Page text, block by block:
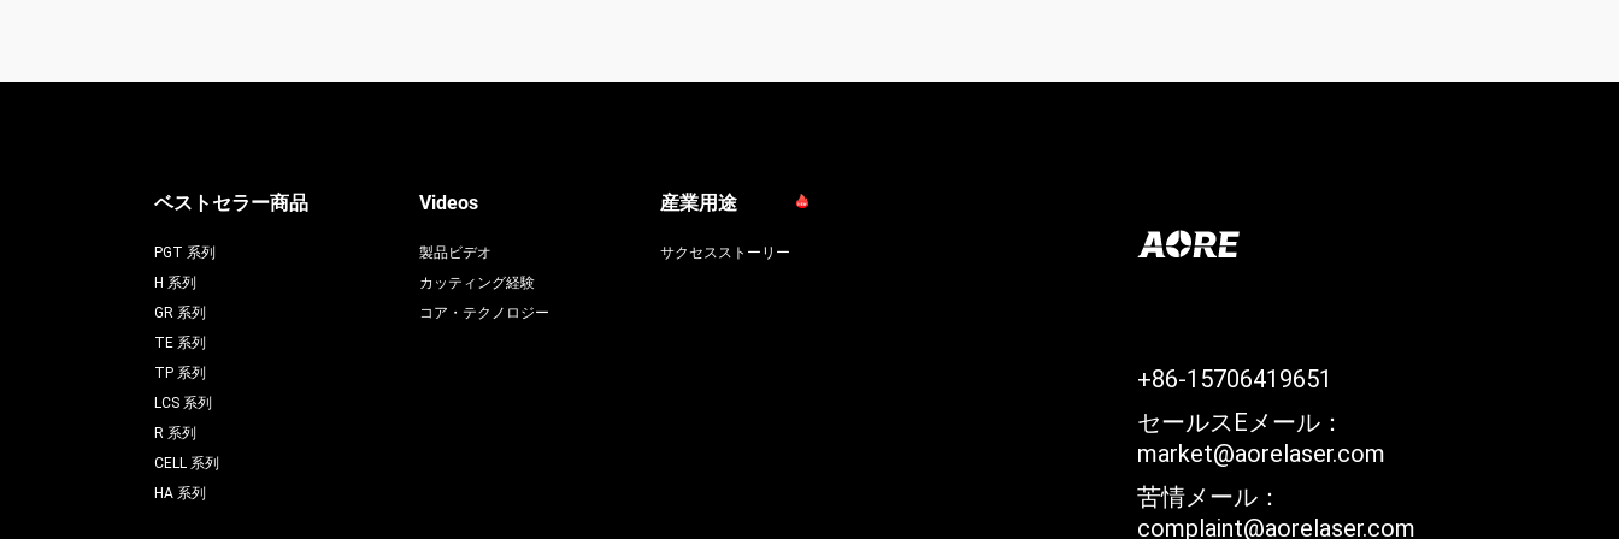
ベストセラー商品
PGT 系列
H 系列
GR 系列
TE 系列
TP 系列
LCS 系列
R 系列
CELL 系列
HA 系列
Videos
製品ビデオ
カッティング経験
コア・テクノロジー
産業用途
サクセスストーリー
+86-15706419651
セールスEメール：
market@aorelaser.com
苦情メール：
complaint@aorelaser.com